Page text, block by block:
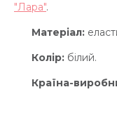
"Лара".
Матеріал:
Колір: білий.
Країна-